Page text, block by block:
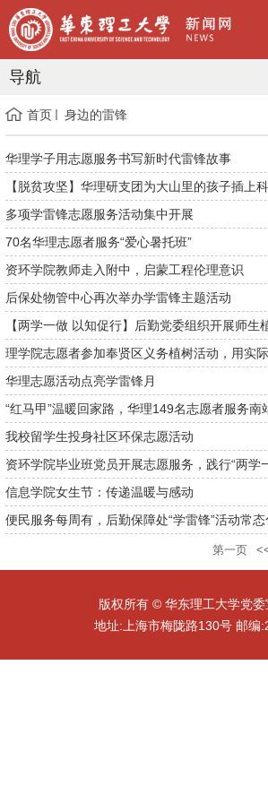
导航
首页 身边的雷锋
华理学子用志愿服务书写新时代雷锋故事
【脱贫攻坚】华理研支团为大山里的孩子插上
多项学雷锋志愿服务活动集中开展
70名华理志愿者服务“爱心暑托班”
资环学院教师走入附中，启蒙工程伦理意识
后保处物管中心再次举办学雷锋主题活动
【两学一做 以知促行】后勤党委组织开展师生
理学院志愿者参加奉贤区义务植树活动，用实
华理志愿活动点亮学雷锋月
“红马甲”温暖回家路，华理149名志愿者服务南
我校留学生投身社区环保志愿活动
资环学院毕业班党员开展志愿服务，践行“两学
信息学院女生节：传递温暖与感动
便民服务每周有，后勤保障处“学雷锋”活动常态
第一页
版权所有 © 华东理工大学党委
地址:上海市梅陇路130号 邮编